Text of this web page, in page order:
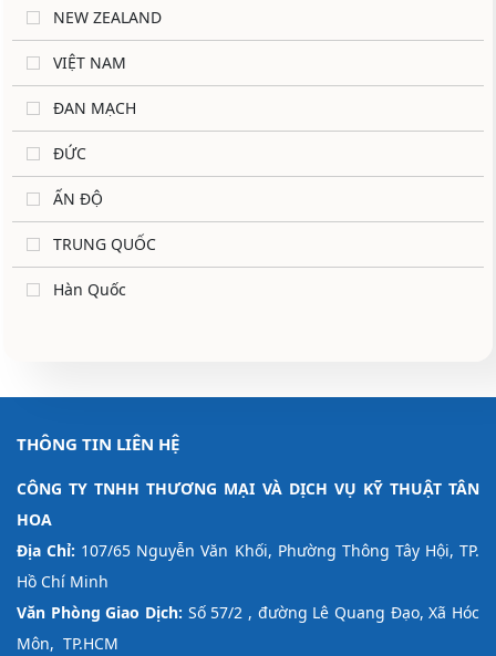
NEW ZEALAND
VIỆT NAM
ĐAN MẠCH
ĐỨC
ẤN ĐỘ
TRUNG QUỐC
Hàn Quốc
THÔNG TIN LIÊN HỆ
CÔNG TY TNHH THƯƠNG MẠI VÀ DỊCH VỤ KỸ THUẬT TÂN
HOA
Địa Chỉ: 107/65 Nguyễn Văn Khối, Phường Thông Tây Hội, TP.
Hồ Chí Minh
Văn Phòng Giao Dịch: Số 57/2 , đường Lê Quang Đạo, Xã Hóc
Môn, TP.HCM